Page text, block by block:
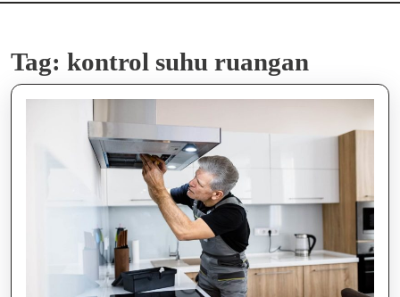
Tag: kontrol suhu ruangan